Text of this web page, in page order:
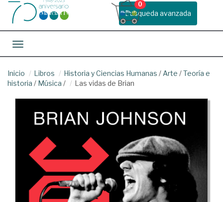
Busqueda avanzada
0
Toggle navigation
Inicio Libros Historia y Ciencias Humanas / Arte /Teoría e
historia / Música / Las vidas de Brian